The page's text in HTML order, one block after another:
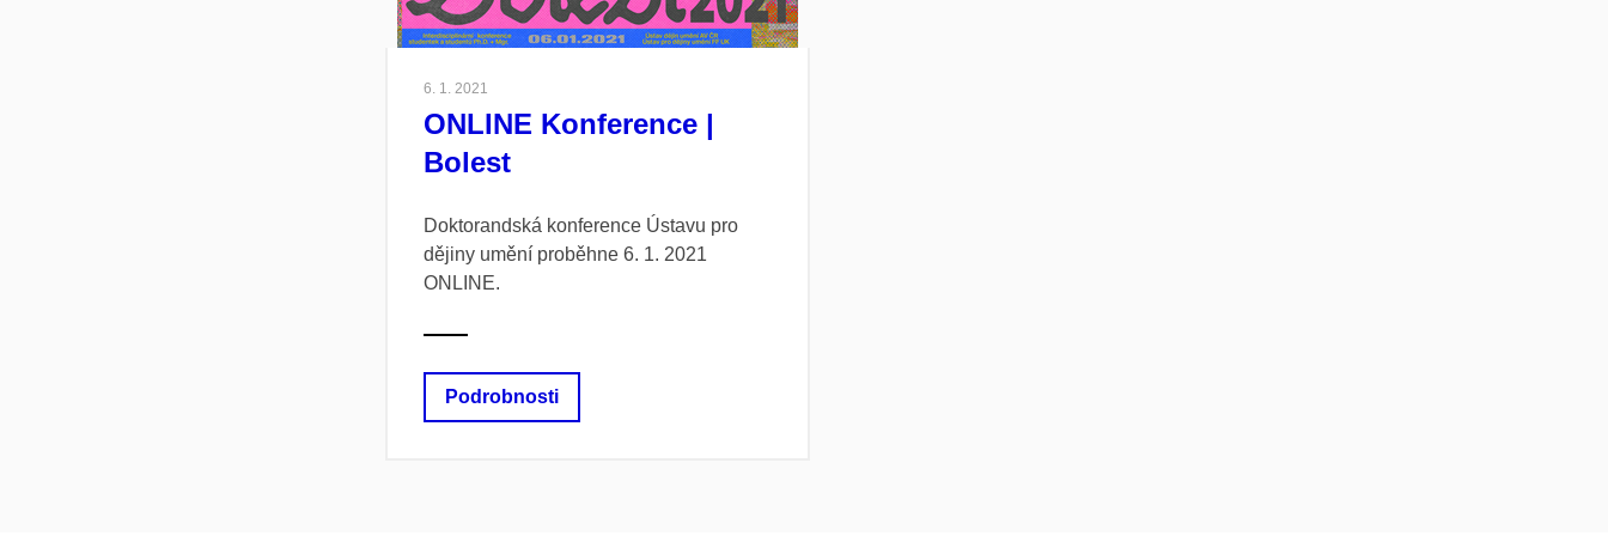
6. 1. 2021
ONLINE Konference |
Bolest
Doktorandská konference Ústavu pro
dějiny umění proběhne 6. 1. 2021
ONLINE.
Podrobnosti